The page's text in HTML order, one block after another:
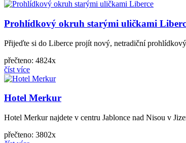
Prohlídkový okruh starými uličkami
Přijeďte si do Liberce projít nový, netradiční
přečteno: 4824x
číst více
Hotel Merkur
Hotel Merkur najdete v centru Jablonce nad Nisou v
přečteno: 3802x